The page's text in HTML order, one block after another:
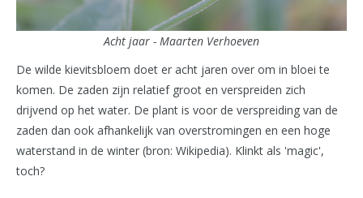
Acht jaar - Maarten Verhoeven
De wilde kievitsbloem doet er acht jaren over om in bloei te
komen. De zaden zijn relatief groot en verspreiden zich
drijvend op het water. De plant is voor de verspreiding van de
zaden dan ook afhankelijk van overstromingen en een hoge
waterstand in de winter (bron: Wikipedia). Klinkt als 'magic',
toch?